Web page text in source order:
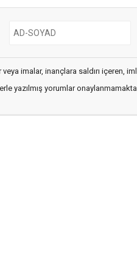
imalar, inançlara saldırı içeren,
yazılmış yorumlar